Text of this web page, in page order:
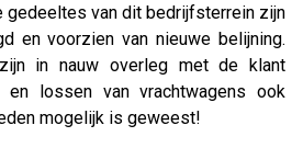
gedeeltes van dit bedrijfsterrein zijn
en voorzien van nieuwe belijning.
in nauw overleg met de klant
en lossen van vrachtwagens ook
mogelijk is geweest!